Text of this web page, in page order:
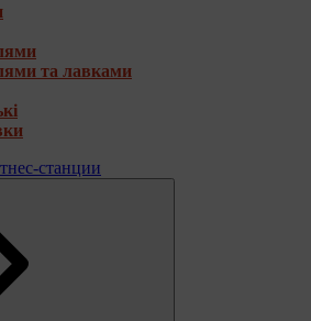
та лавками
станции